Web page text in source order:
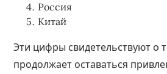
Россия
Китай
Эти цифры свидетельствуют о
продолжает оставаться